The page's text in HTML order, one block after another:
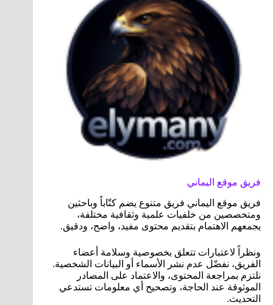
فريق موقع اليماني
فريق موقع اليماني فريق متنوع يضم كتّاباً وباحثين
ومتخصصين من خلفيات علمية وثقافية مختلفة،
يجمعهم الاهتمام بتقديم محتوى مفيد، واضح، ودقيق.
ونظراً لاعتبارات تتعلق بخصوصية وسلامة أعضاء
الفريق، نفضّل عدم نشر الأسماء أو البيانات الشخصية.
نلتزم بمراجعة المحتوى، والاعتماد على المصادر
الموثوقة عند الحاجة، وتصحيح أي معلومات تستدعي
التحديث.